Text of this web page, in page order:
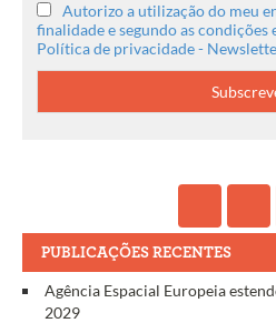
Autorizo a utilização do meu
finalidade e segundo as condições
Política de privacidade -
PUBLICAÇÕES RECENTES
Agência Espacial Europeia
2029